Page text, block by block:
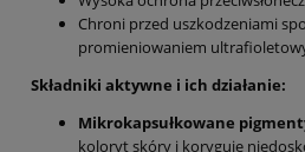
Chroni przed uszkodzeniami
promieniowaniem
Składniki aktywne i ich działanie:
Mikrokapsułkowane
koloryt skóry i koryguje